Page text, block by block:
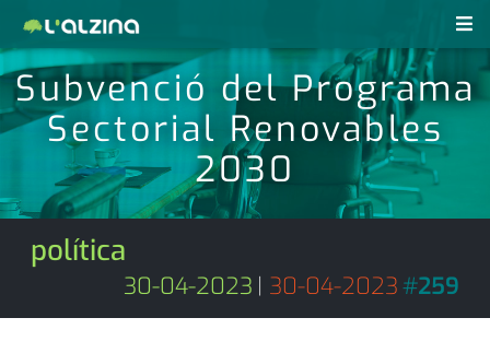
notícies
últimes notícies
activitats
agenda
cultura
economia
revistes pdf
anunciants
d'interès
Subvenció del Programa
Sectorial Renovables
2030
política
30-04-2023 | 30-04-2023#259